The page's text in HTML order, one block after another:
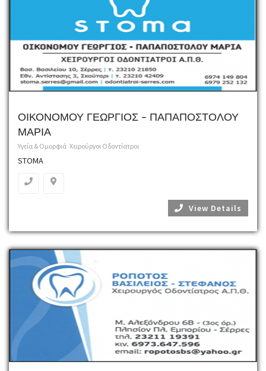
ΟΙΚΟΝΟΜΟΥ ΓΕΩΡΓΙΟΣ – ΠΑΠΑΠΟΣΤΟΛΟΥ
ΜΑΡΙΑ
Υγεία & Ομορφιά Χειρούργοι Οδοντίατροι
STOMA
View Details